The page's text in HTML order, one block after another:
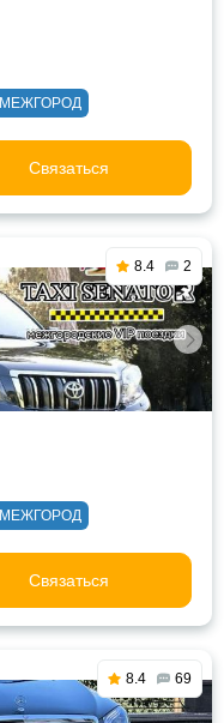
МЕЖГОРОД
Связаться
8.4 2
МЕЖГОРОД
Связаться
8.4 69